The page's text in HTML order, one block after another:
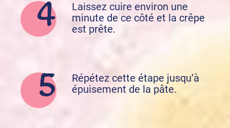
Laissez cuire environ une
minute de ce côté et la crêpe
est prête.
Répétez cette étape jusqu’à
épuisement de la pâte.